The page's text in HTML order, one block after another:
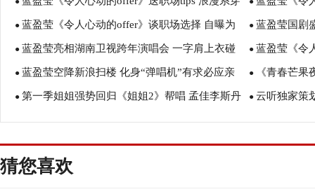
搭彰显女性优雅魅力 吁公平对待每
● 蓝盈莹《令人心动的offer》谈职场选择 自曝为
进人艺两年未接戏
● 蓝盈莹国剧
潜力女演员”
● 蓝盈莹亮相湖南卫视跨年演唱会 一字肩上衣碰
撞马丁靴酷飒满分
● 蓝盈莹《令
型女性蜕变之
● 蓝盈莹空降新浪扫楼 化身“弹唱机”有求必应亲
和力满分
● 《青春芒
白冰再搭档养
● 第一季姐姐强势回归《姐姐2》帮唱 孟佳李斯丹
妮齐出招
● 云听独家策
实力派女演员
猜您喜欢